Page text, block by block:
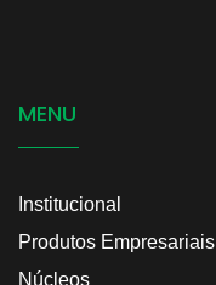
MENU
Institucional
Produtos Empresariais
Núcleos